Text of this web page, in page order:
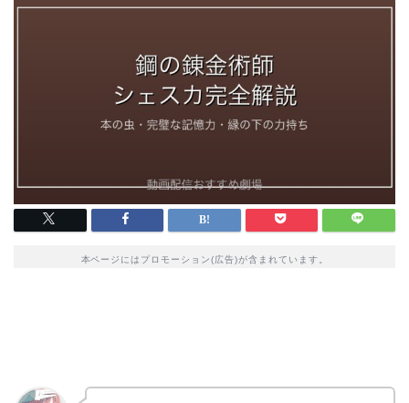
本ページにはプロモーション(広告)が含まれています。